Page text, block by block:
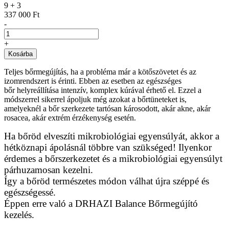
9 + 3
337 000 Ft
-
+
Kosárba
Teljes bőrmegújítás, ha a probléma már a kötőszövetet és az
izomrendszert is érinti. Ebben az esetben az egészséges
bőr helyreállítása intenzív, komplex kúrával érhető el. Ezzel a
módszerrel sikerrel ápoljuk még azokat a bőrtüneteket is,
amelyeknél a bőr szerkezete tartósan károsodott, akár akne, akár
rosacea, akár extrém érzékenység esetén.
Ha bőröd elveszíti mikrobiológiai egyensúlyát, akkor a
hétköznapi ápolásnál többre van szükséged! Ilyenkor
érdemes a bőrszerkezetet és a mikrobiológiai egyensúlyt
párhuzamosan kezelni.
Így a bőröd természetes módon válhat újra széppé és
egészségessé.
Éppen erre való a DRHAZI Balance Bőrmegújító
kezelés.